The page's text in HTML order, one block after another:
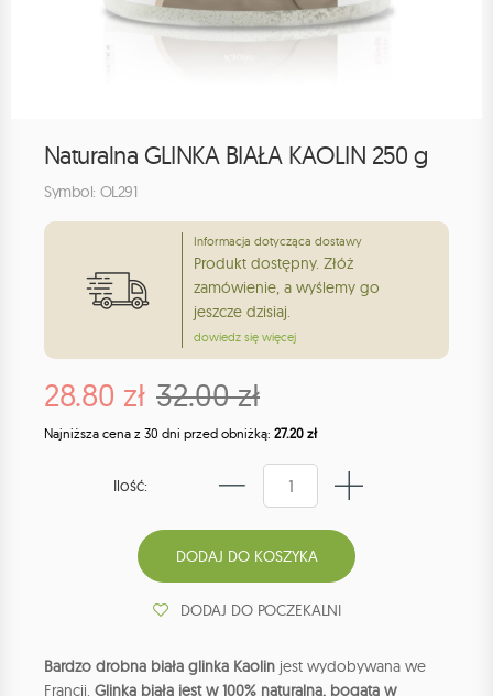
Naturalna GLINKA BIAŁA KAOLIN 250 g
Symbol: OL291
Informacja dotycząca dostawy
Produkt dostępny. Złóż
zamówienie, a wyślemy go
jeszcze dzisiaj.
dowiedz się więcej
28.80 zł 32.00 zł
Najniższa cena z 30 dni przed obniżką: 27.20 zł
Ilość:
DODAJ DO POCZEKALNI
Bardzo drobna biała glinka Kaolin jest wydobywana we
Francji. Glinka biała jest w 100% naturalna, bogata w